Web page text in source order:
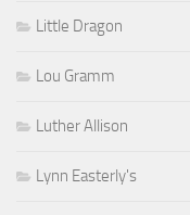
Little Dragon
Lou Gramm
Luther Allison
Lynn Easterly's